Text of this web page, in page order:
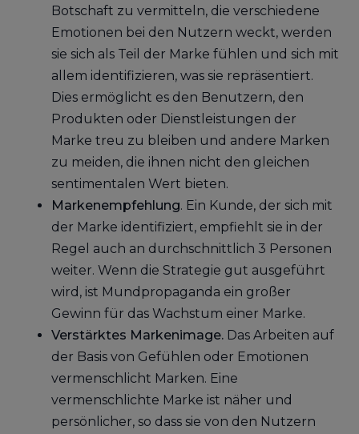
Botschaft zu vermitteln, die verschiedene
Emotionen bei den Nutzern weckt, werden
sie sich als Teil der Marke fühlen und sich mit
allem identifizieren, was sie repräsentiert.
Dies ermöglicht es den Benutzern, den
Produkten oder Dienstleistungen der
Marke treu zu bleiben und andere Marken
zu meiden, die ihnen nicht den gleichen
sentimentalen Wert bieten.
Markenempfehlung. Ein Kunde, der sich mit
der Marke identifiziert, empfiehlt sie in der
Regel auch an durchschnittlich 3 Personen
weiter. Wenn die Strategie gut ausgeführt
wird, ist Mundpropaganda ein großer
Gewinn für das Wachstum einer Marke.
Verstärktes Markenimage. Das Arbeiten auf
der Basis von Gefühlen oder Emotionen
vermenschlicht Marken. Eine
vermenschlichte Marke ist näher und
persönlicher, so dass sie von den Nutzern